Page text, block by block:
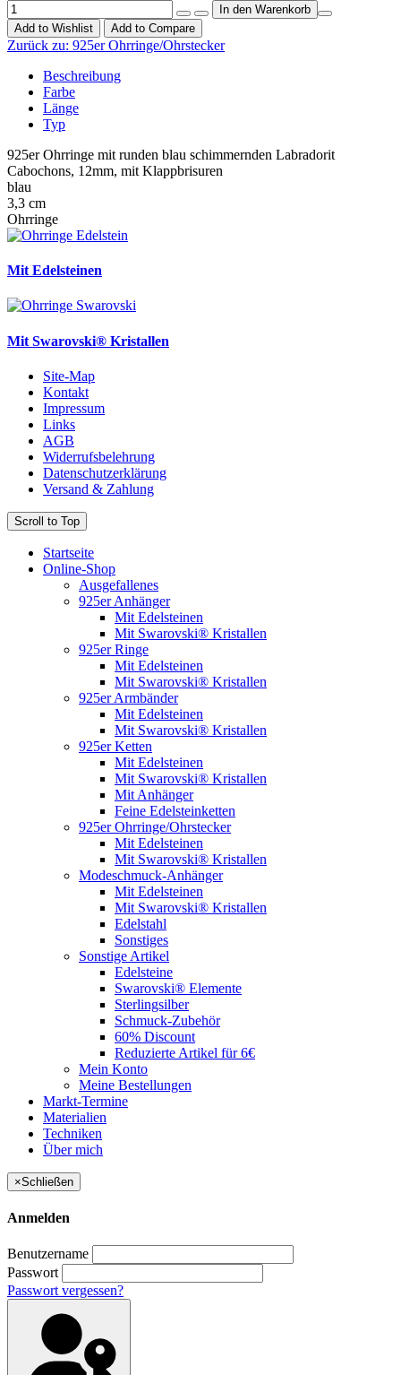
Add to Wishlist Add to Compare
Zurück zu: 925er Ohrringe/Ohrstecker
Beschreibung
Farbe
Länge
Typ
925er Ohrringe mit runden blau schimmernden Labradorit
Cabochons, 12mm, mit Klappbrisuren
blau
3,3 cm
Ohrringe
Mit Edelsteinen
Mit Swarovski® Kristallen
Site-Map
Kontakt
Impressum
Links
AGB
Widerrufsbelehrung
Datenschutzerklärung
Versand & Zahlung
Scroll to Top
Startseite
Online-Shop
Ausgefallenes
925er Anhänger
Mit Edelsteinen
Mit Swarovski® Kristallen
925er Ringe
Mit Edelsteinen
Mit Swarovski® Kristallen
925er Armbänder
Mit Edelsteinen
Mit Swarovski® Kristallen
925er Ketten
Mit Edelsteinen
Mit Swarovski® Kristallen
Mit Anhänger
Feine Edelsteinketten
925er Ohrringe/Ohrstecker
Mit Edelsteinen
Mit Swarovski® Kristallen
Modeschmuck-Anhänger
Mit Edelsteinen
Mit Swarovski® Kristallen
Edelstahl
Sonstiges
Sonstige Artikel
Edelsteine
Swarovski® Elemente
Sterlingsilber
Schmuck-Zubehör
60% Discount
Reduzierte Artikel für 6€
Mein Konto
Meine Bestellungen
Markt-Termine
Materialien
Techniken
Über mich
×Schließen
Anmelden
Benutzername
Passwort
Passwort vergessen?